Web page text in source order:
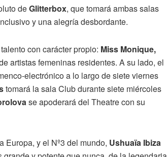
deGlitterbox, que tomará ambas salas
y una alegría desbordante.
con carácter propio: Miss Monique,
artistas femeninas residentes. A su lado, el
electrónico a lo largo de siete viernes
tomará la sala Club durante siete miércoles
se apoderará del Theatre con su
Europa, y el Nº3 del mundo, Ushuaïa Ibiza